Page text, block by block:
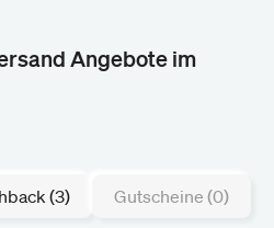
Angebote im
(3)
Gutscheine (0)